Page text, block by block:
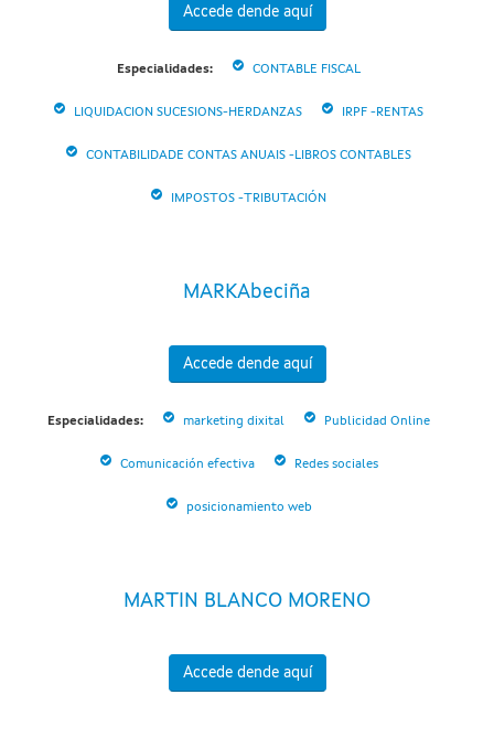
Accede dende aquí
Especialidades: CONTABLE FISCAL
LIQUIDACION SUCESIONS-HERDANZAS IRPF -RENTAS
CONTABILIDADE CONTAS ANUAIS -LIBROS CONTABLES
IMPOSTOS -TRIBUTACIÓN
MARKAbeciña
Accede dende aquí
Especialidades: marketing dixital Publicidad Online
Comunicación efectiva Redes sociales
posicionamiento web
MARTIN BLANCO MORENO
Accede dende aquí